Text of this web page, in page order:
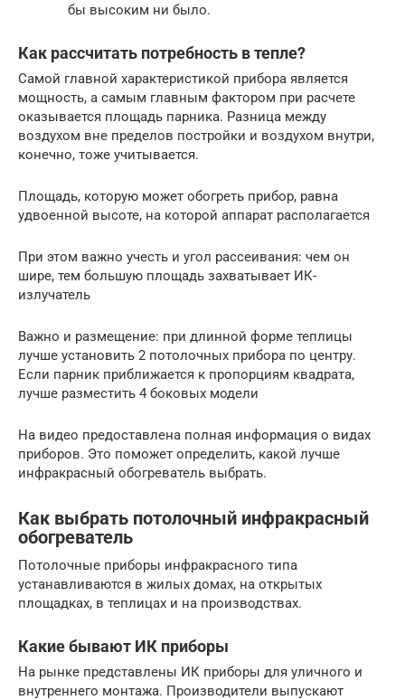
бы высоким ни было.
Как рассчитать потребность в тепле?
Самой главной характеристикой прибора является
мощность, а самым главным фактором при расчете
оказывается площадь парника. Разница между
воздухом вне пределов постройки и воздухом внутри,
конечно, тоже учитывается.
Площадь, которую может обогреть прибор, равна
удвоенной высоте, на которой аппарат располагается
При этом важно учесть и угол рассеивания: чем он
шире, тем большую площадь захватывает ИК-
излучатель
Важно и размещение: при длинной форме теплицы
лучше установить 2 потолочных прибора по центру.
Если парник приближается к пропорциям квадрата,
лучше разместить 4 боковых модели
На видео предоставлена полная информация о видах
приборов. Это поможет определить, какой лучше
инфракрасный обогреватель выбрать.
Как выбрать потолочный инфракрасный
обогреватель
Потолочные приборы инфракрасного типа
устанавливаются в жилых домах, на открытых
площадках, в теплицах и на производствах.
Какие бывают ИК приборы
На рынке представлены ИК приборы для уличного и
внутреннего монтажа. Производители выпускают